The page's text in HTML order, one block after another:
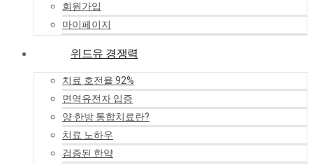
회원가입
마이페이지
위드유 경쟁력
치료 호전율 92%
면역유전자 입증
양·한방 통합치료란?
치료 노하우
검증된 한약